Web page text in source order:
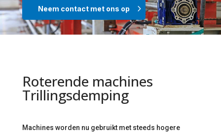
Neem contact met ons op
Roterende machines
Trillingsdemping
Machines worden nu gebruikt met steeds hogere